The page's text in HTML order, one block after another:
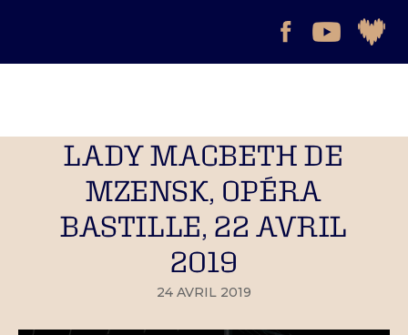
LADY MACBETH DE
MZENSK, OPÉRA
BASTILLE, 22 AVRIL
2019
24 AVRIL 2019